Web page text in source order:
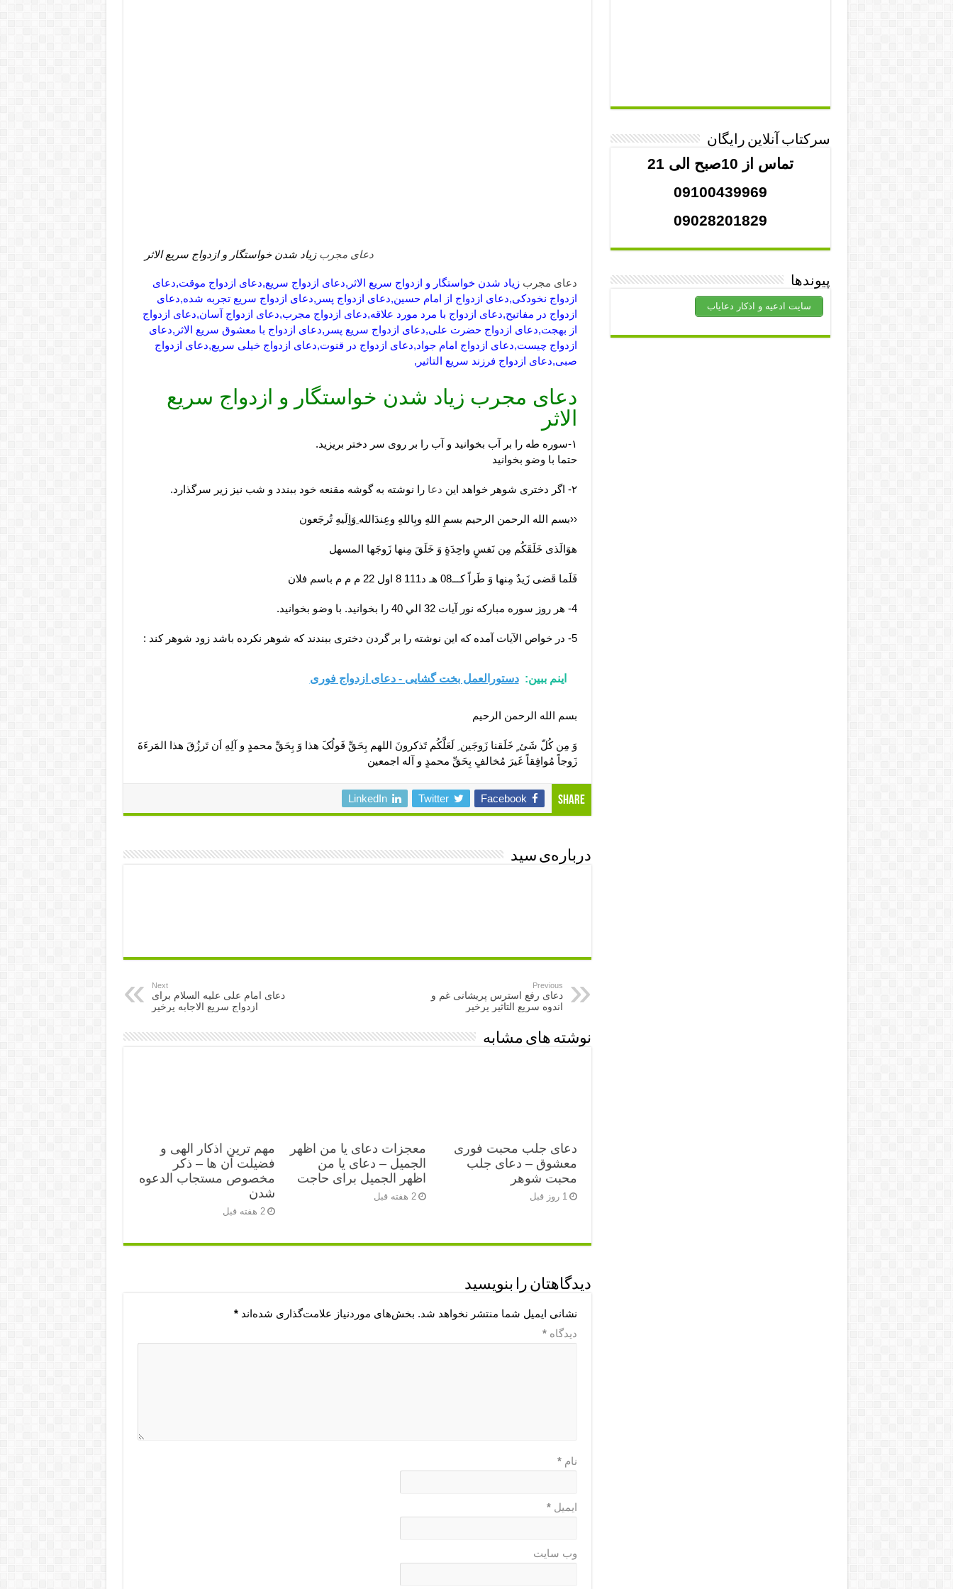
دعای مجرب زیاد شدن خواستگار و ازدواج سریع الاثر
دعای مجرب زیاد شدن خواستگار و ازدواج سریع الاثر,دعای ازدواج سریع,دعای ازدواج موقت,دعای
ازدواج نخودکی,دعای ازدواج از امام حسین,دعای ازدواج پسر,دعای ازدواج سریع تجربه شده,دعای
ازدواج در مفاتیح,دعای ازدواج با مرد مورد علاقه,دعای ازدواج مجرب,دعای ازدواج آسان,دعای ازدواج
از بهجت,دعای ازدواج حضرت علی,دعای ازدواج سریع پسر,دعای ازدواج با معشوق سریع الاثر,دعای
ازدواج چیست,دعای ازدواج امام جواد,دعای ازدواج در قنوت,دعای ازدواج خیلی سریع,دعای ازدواج
صبی,دعای ازدواج فرزند سریع التاثیر,
دعای مجرب زیاد شدن خواستگار و ازدواج سریع
الاثر
۱-سوره طه را بر آب بخوانید و آب را بر روی سر دختر بریزید.
حتما با وضو بخوانید
۲- اگر دختری شوهر خواهد این دعا را نوشته به گوشه مقنعه خود ببندد و شب نیز زیر سرگذارد.
‹‹بسم الله الرحمن الرحیم بسمِ اللهِ وبِاللهِ وعِندَالله ِوَاِلَیهِ تُرجَعون
هوَالَذی خَلَقَكُم مِن نَفسٍ واحِدَةٍ وَ خَلَقَ مِنها زَوجَها المسهل
فَلَما قَضی زَیدٌ مِنها وَ طَراً كـــ08 هـ د111 8 اول 22 م م م باسم فلان
4- هر روز سوره مباركه نور آيات 32 الي 40 را بخوانيد. با وضو بخوانید.
5- در خواص الآیات آمده که این نوشته را بر گردن دختری ببندند که شوهر نکرده باشد زود شوهر کند :
اینم ببین: دستورالعمل بخت گشایی - دعای ازدواج فوری
بسم الله الرحمن الرحیم
وَ مِن کُلّ شَئ ٍ خَلَقنا زَوجَین ِ لَعَلَّکُم تََذکرونَ اللهم بِحَقِّ قَولُکَ هذا وَ بِحَقِّ محمدٍ و آلِهِ اَن تَرزُقَ هذا المَرءَةَ
زَوجاً مُوافِقاً غَیرَ مُخالفٍ بِحَقِّ محمدٍ و آله اجمعین
Share
Facebook
Twitter
LinkedIn
درباره‌ی سید
Previous
دعای رفع استرس پریشانی غم و
اندوه سریع التاثیر پرخیر
Next
دعای امام علی علیه السلام برای
ازدواج سریع الاجابه پرخیر
نوشته های مشابه
دعای جلب محبت فوری
معشوق – دعای جلب
محبت شوهر
1 روز قبل
معجزات دعای یا من اظهر
الجمیل – دعای یا من
اظهر الجمیل برای حاجت
2 هفته قبل
مهم ترین اذکار الهی و
فضیلت آن ها – ذکر
مخصوص مستجاب الدعوه
شدن
2 هفته قبل
دیدگاهتان را بنویسید
نشانی ایمیل شما منتشر نخواهد شد. بخش‌های موردنیاز علامت‌گذاری شده‌اند*
دیدگاه*
نام*
ایمیل*
وب‌ سایت
سرکتاب آنلاین رایگان
تماس از 10صبح الی 21
09100439969
09028201829
پیوندها
سایت ادعیه و اذکار دعایاب